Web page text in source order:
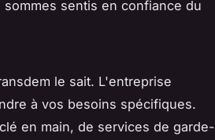
sentis en confiance du
le sait. L'entreprise
à vos besoins spécifiques.
en main, de services de garde-